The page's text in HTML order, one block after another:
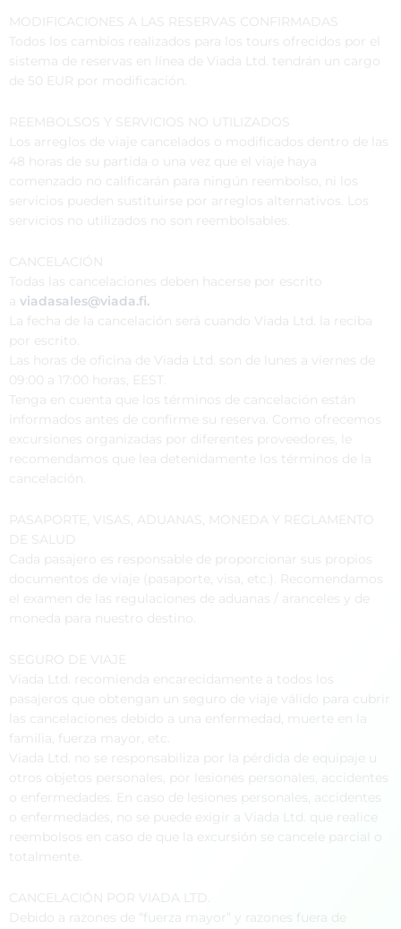
MODIFICACIONES A LAS RESERVAS CONFIRMADAS
Todos los cambios realizados para los tours ofrecidos por el
sistema de reservas en línea de Viada Ltd. tendrán un cargo
de 50 EUR por modificación.
REEMBOLSOS Y SERVICIOS NO UTILIZADOS
Los arreglos de viaje cancelados o modificados dentro de las
48 horas de su partida o una vez que el viaje haya
comenzado no calificarán para ningún reembolso, ni los
servicios pueden sustituirse por arreglos alternativos. Los
servicios no utilizados no son reembolsables.
CANCELACIÓN
Todas las cancelaciones deben hacerse por escrito
a viadasales@viada.fi.
La fecha de la cancelación será cuando Viada Ltd. la reciba
por escrito.
Las horas de oficina de Viada Ltd. son de lunes a viernes de
09:00 a 17:00 horas, EEST.
Tenga en cuenta que los términos de cancelación están
informados antes de confirme su reserva. Como ofrecemos
excursiones organizadas por diferentes proveedores, le
recomendamos que lea detenidamente los términos de la
cancelación.
PASAPORTE, VISAS, ADUANAS, MONEDA Y REGLAMENTO
DE SALUD
Cada pasajero es responsable de proporcionar sus propios
documentos de viaje (pasaporte, visa, etc.). Recomendamos
el examen de las regulaciones de aduanas / aranceles y de
moneda para nuestro destino.
SEGURO DE VIAJE
Viada Ltd. recomienda encarecidamente a todos los
pasajeros que obtengan un seguro de viaje válido para cubrir
las cancelaciones debido a una enfermedad, muerte en la
familia, fuerza mayor, etc.
Viada Ltd. no se responsabiliza por la pérdida de equipaje u
otros objetos personales, por lesiones personales, accidentes
o enfermedades. En caso de lesiones personales, accidentes
o enfermedades, no se puede exigir a Viada Ltd. que realice
reembolsos en caso de que la excursión se cancele parcial o
totalmente.
CANCELACIÓN POR VIADA LTD.
Debido a razones de “fuerza mayor” y razones fuera de